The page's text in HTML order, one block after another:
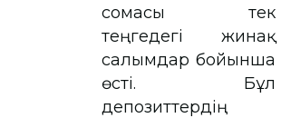
сомасы тек
теңгедегі жинақ
салымдар бойынша
өсті. Бұл
депозиттердің